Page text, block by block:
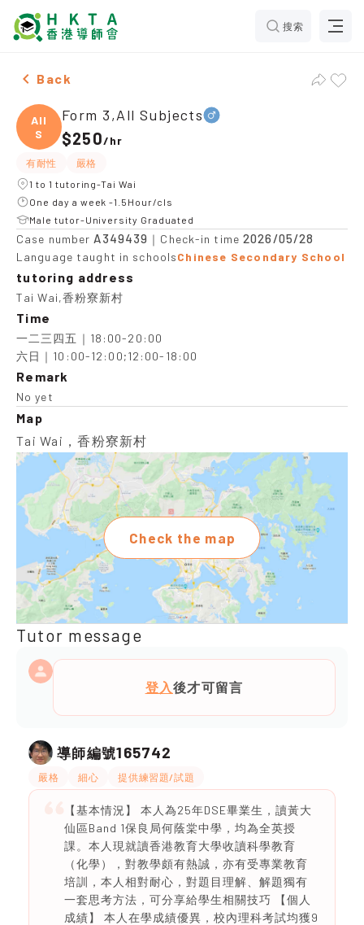
搜索
Male Form 3,All Subjects，Tai Wai Tuition
Back
All
S
Form 3,All Subjects
$250/hr
有耐性
嚴格
1 to 1 tutoring-Tai Wai
One day a week -1.5Hour/cls
Male tutor-University Graduated
Case number A349439 ｜Check-in time2026/05/28
Language taught in schoolsChinese Secondary School
tutoring address
Tai Wai,香粉寮新村
Time
一二三四五｜18:00-20:00
六日｜10:00-12:00;12:00-18:00
Remark
No yet
Map
Tai Wai，香粉寮新村
Check the map
Tutor message
登入後才可留言
導師編號165742
嚴格 細心 提供練習題/試題
【基本情況】 本人為25年DSE畢業生，讀黃大
仙區Band 1保良局何蔭棠中學，均為全英授
課。本人現就讀香港教育大學收讀科學教育
（化學），對教學頗有熱誠，亦有受專業教育
培訓，本人相對耐心，對題目理解、解題獨有
一套思考方法，可分享給學生相關技巧 【個人
成績】 本人在學成績優異，校內理科考試均獲9